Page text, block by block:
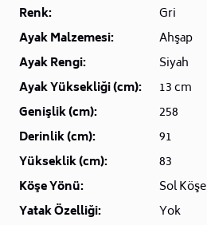
Renk:
Gri
Ayak Malzemesi:
Ahşap
Ayak Rengi:
Siyah
Ayak Yüksekliği (cm):
13 cm
Genişlik (cm):
258
Derinlik (cm):
91
Yükseklik (cm):
83
Köşe Yönü:
Sol Köşe
Yatak Özelliği:
Yok